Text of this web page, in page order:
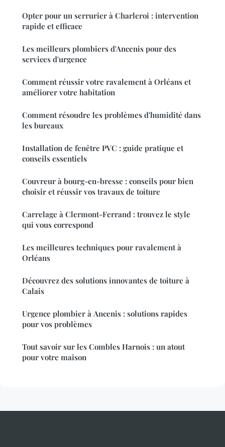
Opter pour un serrurier à Charleroi : intervention
rapide et efficace
Les meilleurs plombiers d'Ancenis pour des
services d'urgence
Comment réussir votre ravalement à Orléans et
améliorer votre habitation
Comment résoudre les problèmes d'humidité dans
les bureaux
Installation de fenêtre PVC : guide pratique et
conseils essentiels
Couvreur à bourg-en-bresse : conseils pour bien
choisir et réussir vos travaux de toiture
Carrelage à Clermont-Ferrand : trouvez le style
qui vous correspond
Les meilleures techniques pour ravalement à
Orléans
Découvrez des solutions innovantes de toiture à
Calais
Urgence plombier à Ancenis : solutions rapides
pour vos problèmes
Tout savoir sur les Combles Harnois : un atout
pour votre maison